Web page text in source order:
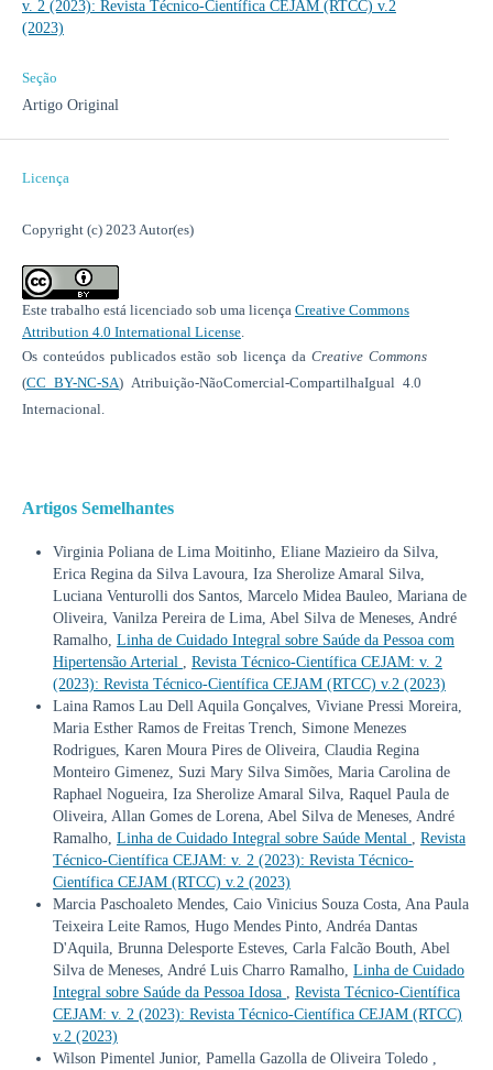
v. 2 (2023): Revista Técnico-Científica CEJAM (RTCC) v.2
(2023)
Seção
Artigo Original
Licença
Copyright (c) 2023 Autor(es)
Este trabalho está licenciado sob uma licença Creative Commons
Attribution 4.0 International License.
Os conteúdos publicados estão sob licença da Creative Commons
(CC BY-NC-SA) Atribuição-NãoComercial-CompartilhaIgual 4.0
Internacional.
Artigos Semelhantes
Virginia Poliana de Lima Moitinho, Eliane Mazieiro da Silva,
Erica Regina da Silva Lavoura, Iza Sherolize Amaral Silva,
Luciana Venturolli dos Santos, Marcelo Midea Bauleo, Mariana de
Oliveira, Vanilza Pereira de Lima, Abel Silva de Meneses, André
Ramalho, Linha de Cuidado Integral sobre Saúde da Pessoa com
Hipertensão Arterial
Revista Técnico-Científica CEJAM: v. 2
(2023): Revista Técnico-Científica CEJAM (RTCC) v.2 (2023)
Laina Ramos Lau Dell Aquila Gonçalves, Viviane Pressi Moreira,
Maria Esther Ramos de Freitas Trench, Simone Menezes
Rodrigues, Karen Moura Pires de Oliveira, Claudia Regina
Monteiro Gimenez, Suzi Mary Silva Simões, Maria Carolina de
Raphael Nogueira, Iza Sherolize Amaral Silva, Raquel Paula de
Oliveira, Allan Gomes de Lorena, Abel Silva de Meneses, André
Ramalho, Linha de Cuidado Integral sobre Saúde Mental
Revista
Técnico-Científica CEJAM: v. 2 (2023): Revista Técnico-
Científica CEJAM (RTCC) v.2 (2023)
Marcia Paschoaleto Mendes, Caio Vinicius Souza Costa, Ana Paula
Teixeira Leite Ramos, Hugo Mendes Pinto, Andréa Dantas
D'Aquila, Brunna Delesporte Esteves, Carla Falcão Bouth, Abel
Silva de Meneses, André Luis Charro Ramalho, Linha de Cuidado
Integral sobre Saúde da Pessoa Idosa
Revista Técnico-Científica
CEJAM: v. 2 (2023): Revista Técnico-Científica CEJAM (RTCC)
v.2 (2023)
Wilson Pimentel Junior, Pamella Gazolla de Oliveira Toledo ,